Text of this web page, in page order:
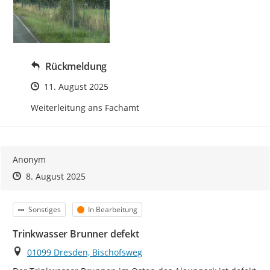
Rückmeldung
Zeitpunkt des Erstellens
11. August 2025
Weiterleitung ans Fachamt
Anonym
Zeitpunkt des Erstellens
Zeitpunkt des Erstellens
8. August 2025Zur Äußerung
Kategorie
Sonstiges Status
In Bearbeitung
Trinkwasser Brunner defekt
Ort
01099 Dresden, Bischofsweg